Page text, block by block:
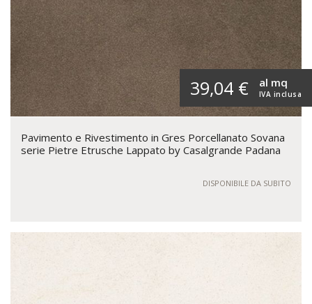
39,04 € IVA inclusa
al mq
Pavimento e Rivestimento in Gres Porcellanato Sovana
serie Pietre Etrusche Lappato by Casalgrande Padana
DISPONIBILE DA SUBITO